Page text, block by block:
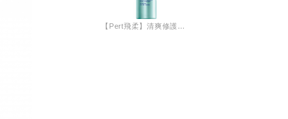
【Pert飛柔】清爽修護瞬效柔順護髮精華380g